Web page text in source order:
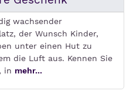
wachsender
der Wunsch Kinder,
unter einen Hut zu
die Luft aus. Kennen Sie
in mehr...